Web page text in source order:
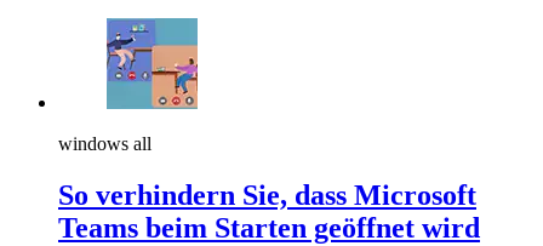
windows all
So verhindern Sie, dass Microsoft
Teams beim Starten geöffnet wird